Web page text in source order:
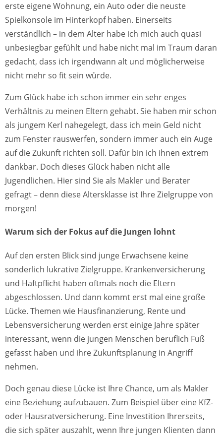
erste eigene Wohnung, ein Auto oder die neuste
Spielkonsole im Hinterkopf haben. Einerseits
verständlich – in dem Alter habe ich mich auch quasi
unbesiegbar gefühlt und habe nicht mal im Traum daran
gedacht, dass ich irgendwann alt und möglicherweise
nicht mehr so fit sein würde.
Zum Glück habe ich schon immer ein sehr enges
Verhältnis zu meinen Eltern gehabt. Sie haben mir schon
als jungem Kerl nahegelegt, dass ich mein Geld nicht
zum Fenster rauswerfen, sondern immer auch ein Auge
auf die Zukunft richten soll. Dafür bin ich ihnen extrem
dankbar. Doch dieses Glück haben nicht alle
Jugendlichen. Hier sind Sie als Makler und Berater
gefragt – denn diese Altersklasse ist Ihre Zielgruppe von
morgen!
Warum sich der Fokus auf die Jungen lohnt
Auf den ersten Blick sind junge Erwachsene keine
sonderlich lukrative Zielgruppe. Krankenversicherung
und Haftpflicht haben oftmals noch die Eltern
abgeschlossen. Und dann kommt erst mal eine große
Lücke. Themen wie Hausfinanzierung, Rente und
Lebensversicherung werden erst einige Jahre später
interessant, wenn die jungen Menschen beruflich Fuß
gefasst haben und ihre Zukunftsplanung in Angriff
nehmen.
Doch genau diese Lücke ist Ihre Chance, um als Makler
eine Beziehung aufzubauen. Zum Beispiel über eine KfZ-
oder Hausratversicherung. Eine Investition Ihrerseits,
die sich später auszahlt, wenn Ihre jungen Klienten dann